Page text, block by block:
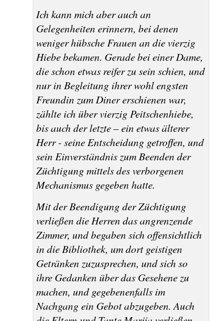
Ich kann mich aber auch an
Gelegenheiten erinnern, bei denen
weniger hübsche Frauen an die vierzig
Hiebe bekamen. Gerade bei einer Dame,
die schon etwas reifer zu sein schien, und
nur in Begleitung ihrer wohl engsten
Freundin zum Diner erschienen war,
zählte ich über vierzig Peitschenhiebe,
bis auch der letzte – ein etwas älterer
Herr - seine Entscheidung getroffen, und
sein Einverständnis zum Beenden der
Züchtigung mittels des verborgenen
Mechanismus gegeben hatte.
Mit der Beendigung der Züchtigung
verließen die Herren das angrenzende
Zimmer, und begaben sich offensichtlich
in die Bibliothek, um dort geistigen
Getränken zuzusprechen, und sich so
ihre Gedanken über das Gesehene zu
machen, und gegebenenfalls im
Nachgang ein Gebot abzugeben. Auch